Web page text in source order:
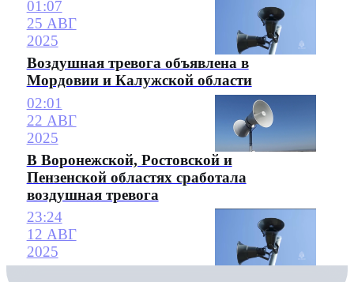
01:07
25 АВГ
2025
Воздушная тревога объявлена в
Мордовии и Калужской области
02:01
22 АВГ
2025
В Воронежской, Ростовской и
Пензенской областях сработала
воздушная тревога
23:24
12 АВГ
2025